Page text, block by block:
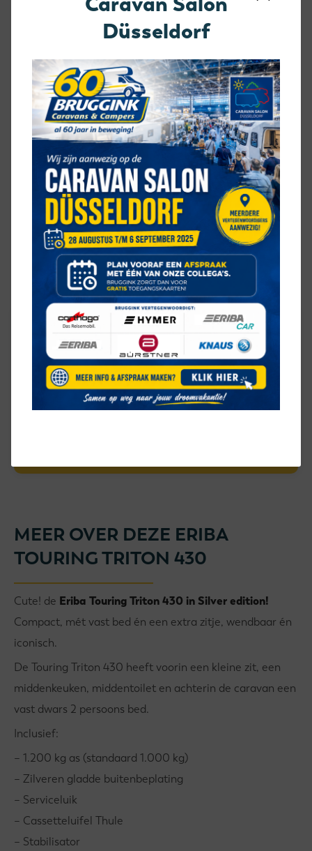
dwarsbed
KEUKEN
middenkeuken
SANITAIR
midden-opstelling
kleine zit
CONTACT OVER DEZE
ERIBA
TOURING TRITON 430
MEER OVER DEZE ERIBA
TOURING TRITON 430
Cute! de Eriba Touring Triton 430 in Silver edition!
Compact, mét vast bed én een extra zitje, wendbaar én
iconisch.
De Touring Triton 430 heeft voorin een kleine zit, een
middenkeuken, middentoilet en achterin de caravan een
vast dwars 2 persoons bed.
Inclusief:
– 1.200 kg as (standaard 1.000 kg)
– Zilveren gladde buitenbeplating
– Serviceluik
– Cassetteluifel Thule
– Stabilisator
Düsseldorf